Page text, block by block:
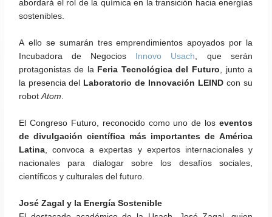
abordará el rol de la química en la transición hacia energías
sostenibles.
A ello se sumarán tres emprendimientos apoyados por la
Incubadora de Negocios
Innovo Usach, que serán
protagonistas de la Feria Tecnológica del Futuro, junto a
la presencia del
Laboratorio de Innovación LEIND con su
robotAtom.
El Congreso Futuro, reconocido como uno de loseventos
de divulgación científica más importantes de América
Latina, convoca a expertas y expertos internacionales y
nacionales para dialogar sobre los desafíos sociales,
científicos y culturales del futuro.
José Zagal y la Energía Sostenible